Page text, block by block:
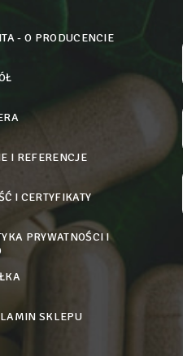
- O PRODUCENCIE
I REFERENCJE
I CERTYFIKATY
PRYWATNOŚCI I
SKLEPU